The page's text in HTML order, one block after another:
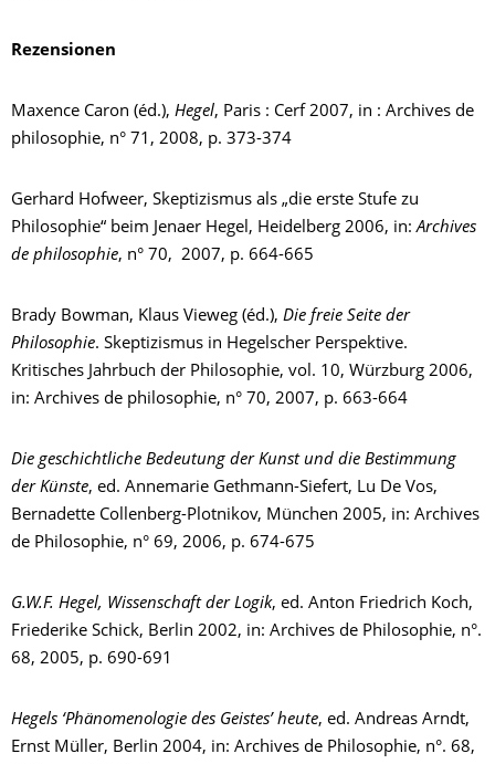
Rezensionen
Maxence Caron (éd.), Hegel, Paris : Cerf 2007, in : Archives de
philosophie, n° 71, 2008, p. 373-374
Gerhard Hofweer, Skeptizismus als „die erste Stufe zu
Philosophie“ beim Jenaer Hegel, Heidelberg 2006, in:Archives
de philosophie, n° 70, 2007, p. 664-665
Brady Bowman, Klaus Vieweg (éd.), Die freie Seite der
Philosophie. Skeptizismus in Hegelscher Perspektive.
Kritisches Jahrbuch der Philosophie, vol. 10, Würzburg 2006,
in: Archives de philosophie, n° 70, 2007, p. 663-664
Die geschichtliche Bedeutung der Kunst und die Bestimmung
der Künste, ed. Annemarie Gethmann-Siefert, Lu De Vos,
Bernadette Collenberg-Plotnikov, München 2005, in: Archives
de Philosophie, n° 69, 2006, p. 674-675
G.W.F. Hegel, Wissenschaft der Logik, ed. Anton Friedrich Koch,
Friederike Schick, Berlin 2002, in: Archives de Philosophie, n°.
68, 2005, p. 690-691
Hegels ‘Phänomenologie des Geistes’ heute, ed. Andreas Arndt,
Ernst Müller, Berlin 2004, in: Archives de Philosophie, n°. 68,